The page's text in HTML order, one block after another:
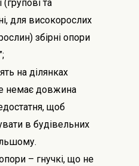
(групові та
для високорослих
збірні опори
на ділянках
немає довжина
щоб
в будівельних
– гнучкі, що не